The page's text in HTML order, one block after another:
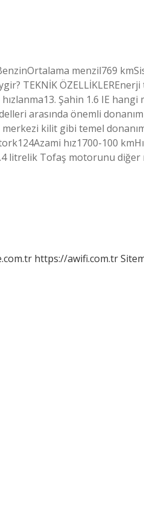
menzil769
TEKNİK
Şahin 1.6 IE hangi
arasında önemli
kilit gibi temel
hız1700-100
litrelik Tofaş motorunu
https://awifi.com.tr